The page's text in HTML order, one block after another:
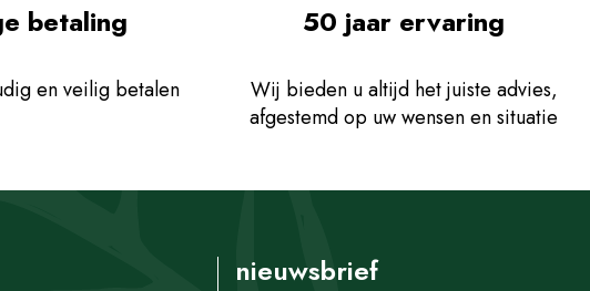
betaling
en veilig betalen
50 jaar ervaring
Wij bieden u altijd het juiste advies,
afgestemd op uw wensen en situatie
nieuwsbrief